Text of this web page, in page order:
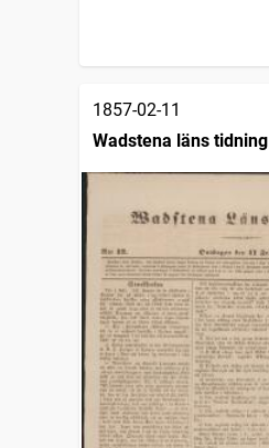
1857-02-11
Wadstena läns tidning